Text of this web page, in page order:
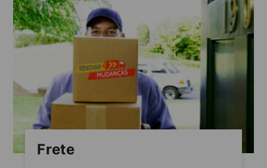
Frete